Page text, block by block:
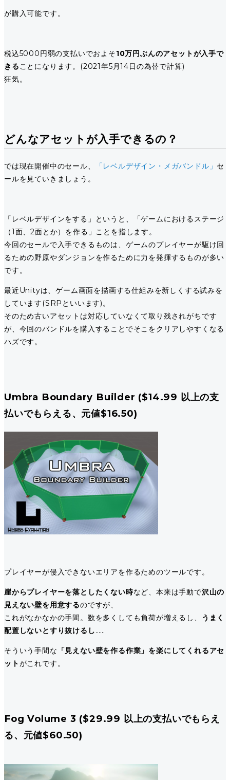
が購入可能です。
税込5000円弱の支払いでおよそ10万円ぶんのアセットが入手で
きることになります。(2021年5月14日の為替で計算)
狂気。
どんなアセットが入手できるの？
では現在開催中のセール、 「レベルデザイン・メガバンドル」 セ
ールを見ていきましょう。
「レベルデザインをする」というと、「ゲームにおけるステージ
（1面、2面とか）を作る」ことを指します。
今回のセールで入手できるものは、ゲームのプレイヤーが駆け回
るための野原やダンジョンを作るために力を発揮するものが多い
です。
最近Unityは、ゲーム画面を描画する仕組みを新しくする試みを
しています(SRPといいます)。
そのため古いアセットは対応していなくて取り残されがちです
が、今回のバンドルを購入することでそこをクリアしやすくなる
ハズです。
Umbra Boundary Builder ($14.99 以上の支
払いでもらえる、元値$16.50)
プレイヤーが侵入できないエリアを作るためのツールです。
崖からプレイヤーを落としたくない時など、本来は手動で沢山の
見えない壁を用意するのですが、
これがなかなかの手間。数を多くしても負荷が増えるし、
うまく
配置しないとすり抜けるし……
そういう手間な 「見えない壁を作る作業」を楽にしてくれるアセ
ットがこれです。
Fog Volume 3 ($29.99 以上の支払いでもらえ
る、元値$60.50)